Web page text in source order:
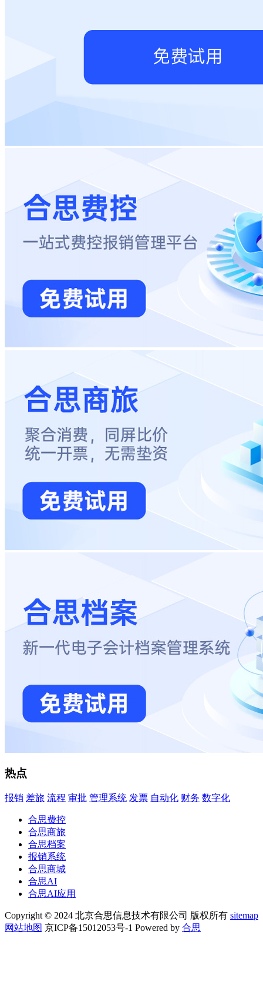
热点
报销 差旅 流程 审批 管理系统 发票 自动化 财务 数字化
合思费控
合思商旅
合思档案
报销系统
合思商城
合思AI
合思AI应用
Copyright © 2024 北京合思信息技术有限公司 版权所有 sitemap
网站地图 京ICP备15012053号-1 Powered by 合思